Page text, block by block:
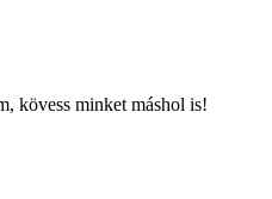
kövess minket máshol is!